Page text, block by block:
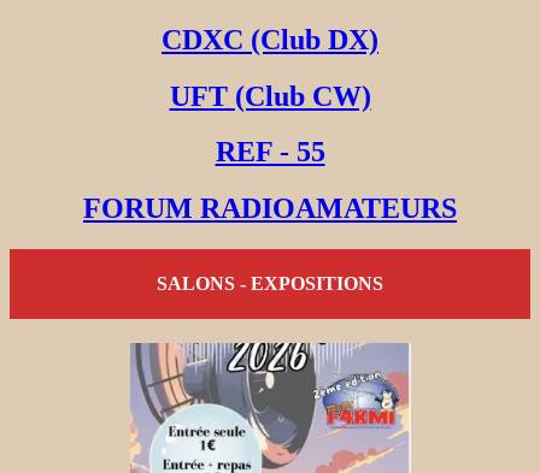
CDXC (Club DX)
UFT (Club CW)
REF - 55
FORUM RADIOAMATEURS
SALONS - EXPOSITIONS